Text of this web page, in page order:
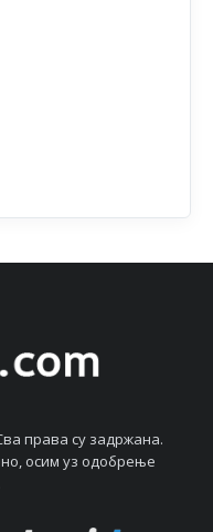
права су задржана.
осим уз одобрeњe